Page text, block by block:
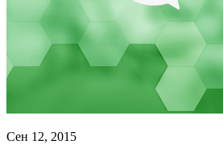
Сен 12, 2015